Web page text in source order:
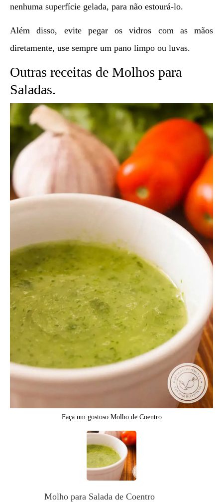
nenhuma superfície gelada, para não estourá-lo.
Além disso, evite pegar os vidros com as mãos
diretamente, use sempre um pano limpo ou luvas.
Outras receitas de Molhos para
Saladas.
Faça um gostoso Molho de Coentro
Molho para Salada de Coentro